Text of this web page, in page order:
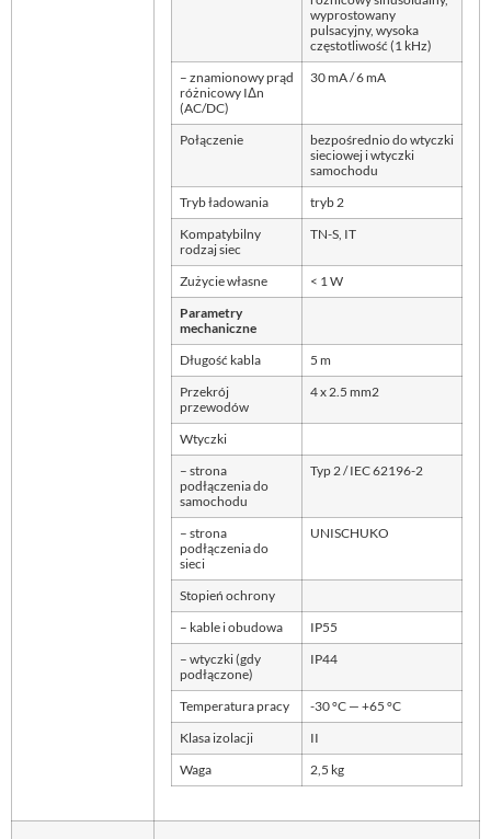
wyprostowany
pulsacyjny, wysoka
częstotliwość (1 kHz)
– znamionowy prąd
różnicowy IΔn
(AC/DC)
30 mA / 6 mA
Połączenie
bezpośrednio do wtyczki
sieciowej i wtyczki
samochodu
Tryb ładowania tryb 2
Kompatybilny
rodzaj siec
TN-S, IT
Zużycie własne < 1 W
Parametry
mechaniczne
Długość kabla 5 m
Przekrój
przewodów
4 x 2.5 mm2
Wtyczki
– strona
podłączenia do
samochodu
Typ 2 / IEC 62196-2
– strona
podłączenia do
sieci
UNISCHUKO
Stopień ochrony
– kable i obudowa IP55
– wtyczki (gdy
podłączone)
IP44
Temperatura pracy -30 °C — +65 °C
Klasa izolacji II
Waga 2,5 kg